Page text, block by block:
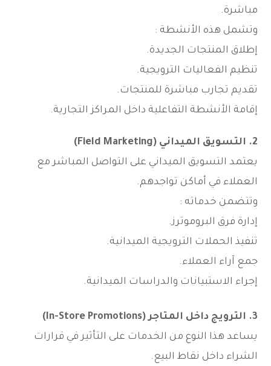
مباشرة.
وتشمل هذه الأنشطة :
إطلاق المنتجات الجديدة.
تنظيم الفعاليات الترويجية.
تقديم تجارب مباشرة للمنتجات.
إقامة الأنشطة التفاعلية داخل المراكز التجارية.
2. التسويق الميداني (Field Marketing)
يعتمد التسويق الميداني على التواصل المباشر مع
العملاء في أماكن تواجدهم.
وتتضمن خدماته :
إدارة فرق البروموترز.
تنفيذ الحملات الترويجية الميدانية.
جمع آراء العملاء.
إجراء الاستبيانات والدراسات الميدانية.
3. الترويج داخل المتاجر (In-Store Promotions)
يساعد هذا النوع من الخدمات على التأثير في قرارات
الشراء داخل نقاط البيع.